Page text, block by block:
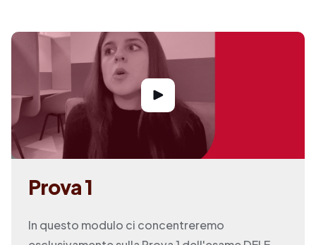
Prova 1
In questo modulo ci concentreremo